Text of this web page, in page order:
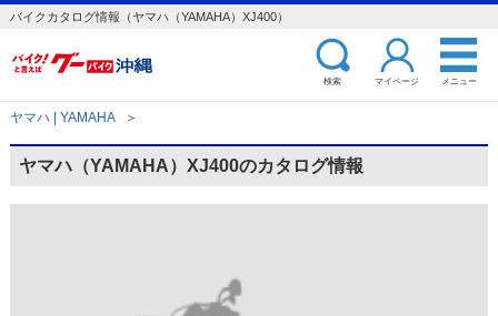
バイクカタログ情報（ヤマハ（YAMAHA）XJ400）
検索 マイページ メニュー
ヤマハ | YAMAHA ＞
ヤマハ（YAMAHA）XJ400のカタログ情報